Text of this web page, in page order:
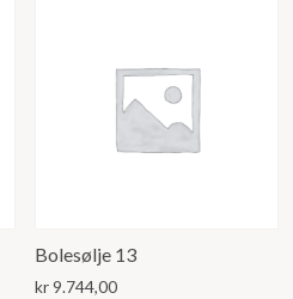
Bolesølje 13
kr9.744,00